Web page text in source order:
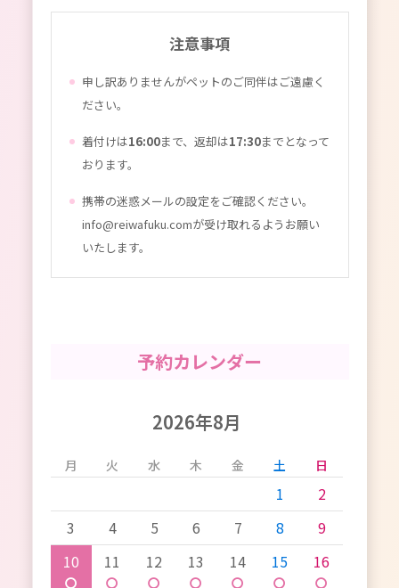
注意事項
申し訳ありませんがペットのご同伴はご遠慮く
ださい。
着付けは16:00まで、返却は17:30までとなって
おります。
携帯の迷惑メールの設定をご確認ください。
info@reiwafuku.comが受け取れるようお願い
いたします。
予約カレンダー
2026年8月
月 火 水 木 金 土 日
1
2
3
4 5 6 7 8
9
10
〇
11
〇
12
〇
13
〇
14
〇
15
〇
16
〇